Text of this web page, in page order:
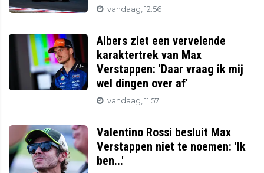
vandaag, 12:56
Albers ziet een vervelende
karaktertrek van Max
Verstappen: 'Daar vraag ik mij
wel dingen over af'
vandaag, 11:57
Valentino Rossi besluit Max
Verstappen niet te noemen: 'Ik
ben...'